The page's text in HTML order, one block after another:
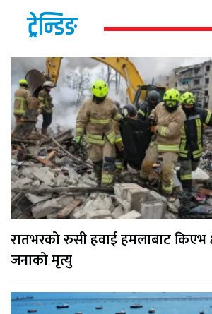
ट्रेन्डिङ
रातभरको रुसी हवाई हमलाबाट किएभ
जनाको मृत्यु